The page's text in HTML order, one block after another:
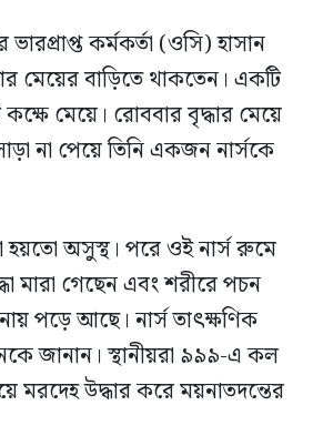
ভারপ্রাপ্ত কর্মকর্তা (ওসি) হাসান
মেয়ের বাড়িতে থাকতেন। একটি
মেয়ে। রোববার বৃদ্ধার মেয়ে
না পেয়ে তিনি একজন নার্সকে
হয়তো অসুস্থ। পরে ওই নার্স রুমে
মারা গেছেন এবং শরীরে পচন
পড়ে আছে। নার্স তাৎক্ষণিক
জানান। স্থানীয়রা ৯৯৯-এ কল
মরদেহ উদ্ধার করে ময়নাতদন্তের